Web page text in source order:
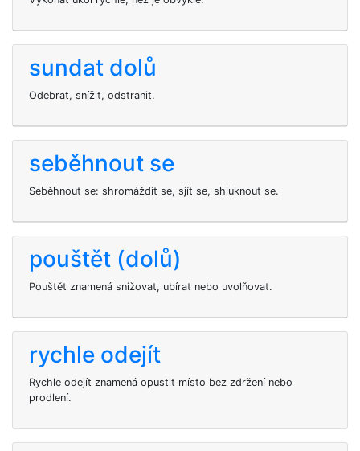
sundat dolů
Odebrat, snížit, odstranit.
seběhnout se
Seběhnout se: shromáždit se, sjít se, shluknout se.
pouštět (dolů)
Pouštět znamená snižovat, ubírat nebo uvolňovat.
rychle odejít
Rychle odejít znamená opustit místo bez zdržení nebo
prodlení.